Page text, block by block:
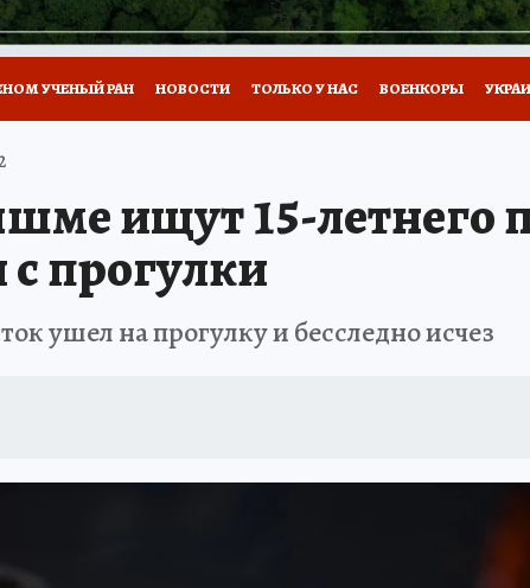
УЧЕНЫЙ РАН НОВОСТИ ТОЛЬКО У НАС ВОЕНКОРЫ
ищут 15-летнего
прогулки
ушел на прогулку и бесследно исчез